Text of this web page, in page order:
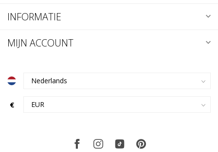
INFORMATIE
MIJN ACCOUNT
€